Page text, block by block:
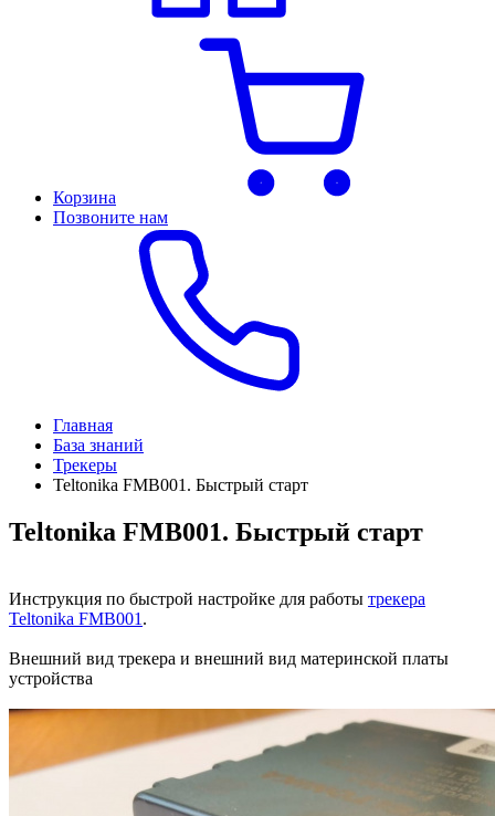
Корзина
Позвоните нам
Главная
База знаний
Трекеры
Teltonika FMB001. Быстрый старт
Teltonika FMB001. Быстрый старт
Инструкция по быстрой настройке для работы трекера
Teltonika FMB001 .
Внешний вид трекера и внешний вид материнской платы
устройства